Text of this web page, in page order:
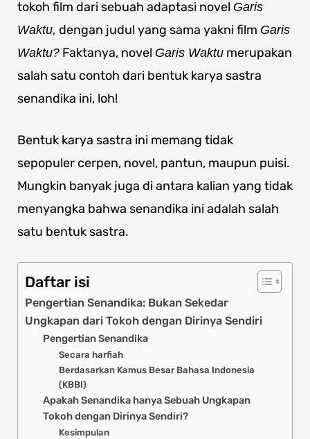
tokoh film dari sebuah adaptasi novel Garis
Waktu, dengan judul yang sama yakni film Garis
Waktu? Faktanya, novel Garis Waktu merupakan
salah satu contoh dari bentuk karya sastra
senandika ini, loh!
Bentuk karya sastra ini memang tidak
sepopuler cerpen, novel, pantun, maupun puisi.
Mungkin banyak juga di antara kalian yang tidak
menyangka bahwa senandika ini adalah salah
satu bentuk sastra.
Daftar isi
Pengertian Senandika: Bukan Sekedar
Ungkapan dari Tokoh dengan Dirinya Sendiri
Pengertian Senandika
Secara harfiah
Berdasarkan Kamus Besar Bahasa Indonesia
(KBBI)
Apakah Senandika hanya Sebuah Ungkapan
Tokoh dengan Dirinya Sendiri?
Kesimpulan